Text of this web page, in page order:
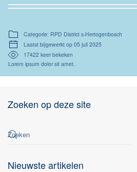
Categorie: RPD District s-Hertogenbosch
Laatst bijgewerkt op 05 juli 2025
17422 keer bekeken
Lorem ipsum dolor sit amet.
Zoeken op deze site
Nieuwste artikelen